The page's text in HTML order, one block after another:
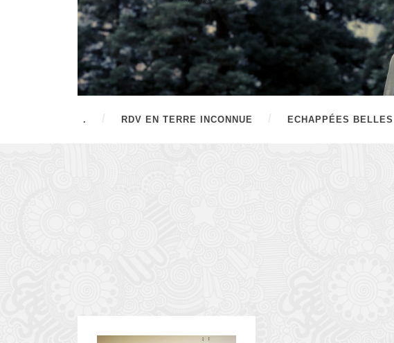
. RDV EN TERRE INCONNUE ECHAPPÉES BELLES